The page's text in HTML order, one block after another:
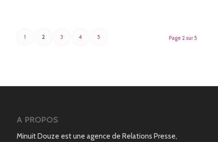
Page 2 sur 5
1 2 3 4 5
A PROPOS
Minuit Douze est une agence de Relations Presse,